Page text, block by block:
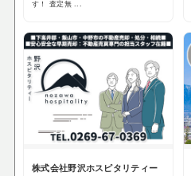
す！ 査定無 ...
株式会社野沢ホスピタリティー